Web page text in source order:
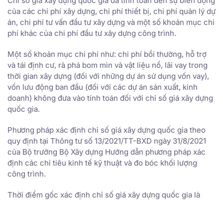
của các chi phí xây dựng, chi phí thiết bị, chi phí quản lý dự
án, chi phí tư vấn đầu tư xây dựng và một số khoản mục chi
phí khác của chi phí đầu tư xây dựng công trình.
Một số khoản mục chi phí như: chi phí bồi thường, hỗ trợ
và tái định cư, rà phá bom mìn và vật liệu nổ, lãi vay trong
thời gian xây dựng (đối với những dự án sử dụng vốn vay),
vốn lưu động ban đầu (đối với các dự án sản xuất, kinh
doanh) không đưa vào tính toán đối với chỉ số giá xây dựng
quốc gia.
Phương pháp xác định chỉ số giá xây dựng quốc gia theo
quy định tại Thông tư số 13/2021/TT-BXD ngày 31/8/2021
của Bộ trưởng Bộ Xây dựng Hướng dẫn phương pháp xác
định các chỉ tiêu kinh tế kỹ thuật và đo bóc khối lượng
công trình.
Thời điểm gốc xác định chỉ số giá xây dựng quốc gia là